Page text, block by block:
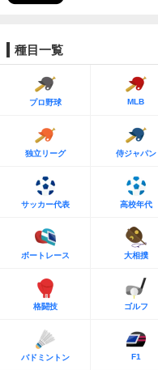
種目一覧
プロ野球 MLB
独立リーグ 侍ジャパン
サッカー代表 高校年代
ボートレース 大相撲
格闘技 ゴルフ
バドミントン F1